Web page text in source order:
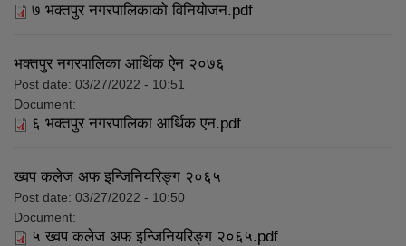
७ भक्तपुर नगरपालिकाको विनियोजन.pdf
भक्तपुर नगरपालिका आर्थिक ऐन २०७६
Post date: 03/27/2022 - 10:51
Document:
६ भक्तपुर नगरपालिका आर्थिक एन.pdf
ख्वप कलेज अफ इन्जिनियरिङ्ग २०६५
Post date: 03/27/2022 - 10:50
Document:
५ ख्वप कलेज अफ इन्जिनियरिङ्ग २०६५.pdf